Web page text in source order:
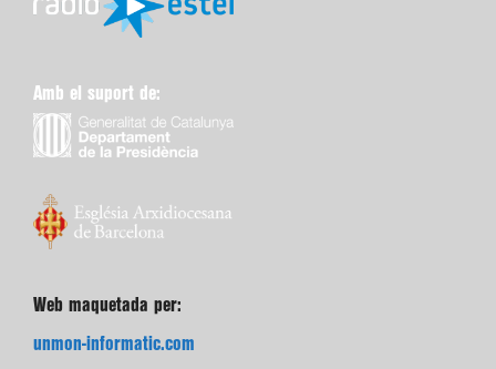
Amb el suport de:
Web maquetada per:
unmon-informatic.com